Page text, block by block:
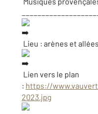
Lieu : arènes et
Lien vers le plan
: https://
2023.jpg